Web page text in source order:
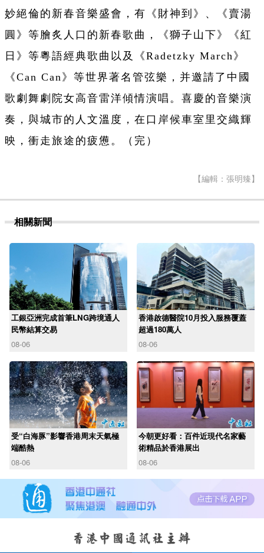
妙絕倫的新春音樂盛會，有《財神到》、《賣湯
圓》等膾炙人口的新春歌曲，《獅子山下》《紅
日》等粵語經典歌曲以及《Radetzky March》
《Can Can》等世界著名管弦樂，并邀請了中國
歌劇舞劇院女高音雷洋傾情演唱。喜慶的音樂演
奏，與城市的人文溫度，在口岸候車室里交織輝
映，衝走旅途的疲憊。
（完）
【編輯：張明臻】
相關新聞
工銀亞洲完成首筆LNG跨境通人
民幣結算交易
08-06
香港啟德醫院10月投入服務覆蓋
超過180萬人
08-06
受“白海豚”影響香港周末天氣極
端酷熱
08-06
今朝更好看：百件近現代名家藝
術精品於香港展出
08-06